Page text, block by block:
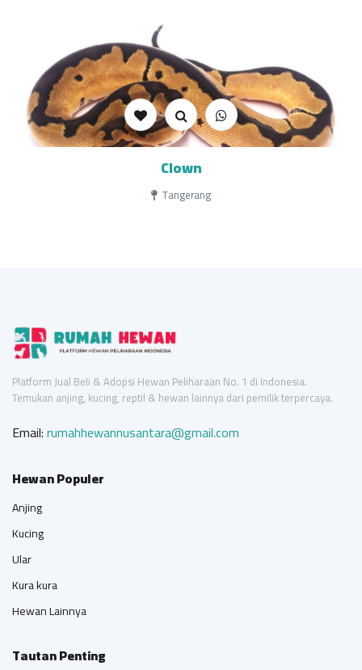
Clown
Tangerang
Platform Jual Beli & Adopsi Hewan Peliharaan No. 1 di Indonesia.
Temukan anjing, kucing, reptil & hewan lainnya dari pemilik terpercaya.
Email:rumahhewannusantara@gmail.com
Hewan Populer
Anjing
Kucing
Ular
Kura kura
Hewan Lainnya
Tautan Penting